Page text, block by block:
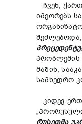
ჩვენ,
იმეორებს
პრეცედენტ
პრობლემის
მაშინ,
სამხედრო
კიდევ